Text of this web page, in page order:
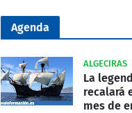
Agenda
ALGECIRAS
La
recalará
mes de